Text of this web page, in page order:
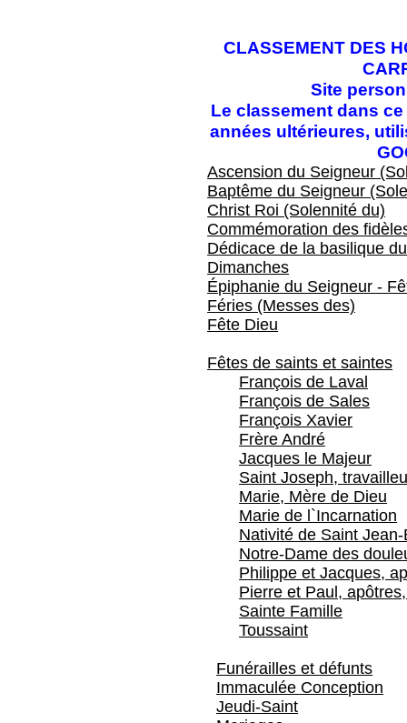
CLASSEMENT DES
Site
Le classement dans
années ultérieures,
Ascension du Seigneur
Baptême du Seigneur
Christ Roi (Solennité du)
Commémoration des
Dédicace de la basilique
Dimanches
Épiphanie du Seigneur -
Féries (Messes des)
Fête Dieu
Fêtes de saints et saintes
François de Laval
François de Sales
François Xavier
Frère André
Jacques le Majeur
Saint Joseph,
Marie, Mère de Dieu
Marie de l`Incarnation
Nativité de Saint
Notre-Dame des
Philippe et Jacques,
Pierre et Paul,
Sainte Famille
Toussaint
Funérailles et défunts
Immaculée Conception
Jeudi-Saint